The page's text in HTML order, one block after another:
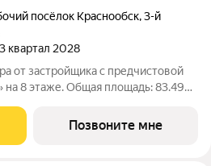
посёлок Краснообск,3-й
квартал 2028
от застройщика с предчистовой
8 этаже. Общая площадь: 83.49
2.82 м. Продаётся с паркингом и
Позвоните мне